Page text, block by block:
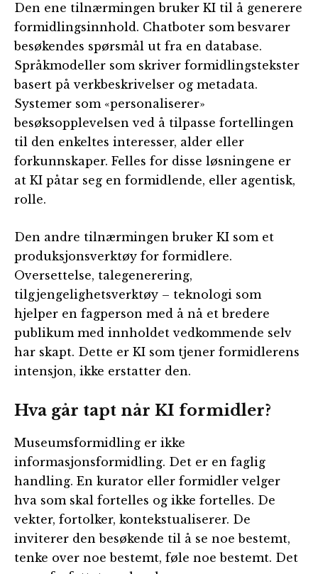
Den ene tilnærmingen bruker KI til å generere
formidlingsinnhold. Chatboter som besvarer
besøkendes spørsmål ut fra en database.
Språkmodeller som skriver formidlingstekster
basert på verkbeskrivelser og metadata.
Systemer som «personaliserer»
besøksopplevelsen ved å tilpasse fortellingen
til den enkeltes interesser, alder eller
forkunnskaper. Felles for disse løsningene er
at KI påtar seg en formidlende, eller agentisk,
rolle.
Den andre tilnærmingen bruker KI som et
produksjonsverktøy for formidlere.
Oversettelse, talegenerering,
tilgjengelighetsverktøy – teknologi som
hjelper en fagperson med å nå et bredere
publikum med innholdet vedkommende selv
har skapt. Dette er KI som tjener formidlerens
intensjon, ikke erstatter den.
Hva går tapt når KI formidler?
Museumsformidling er ikke
informasjonsformidling. Det er en faglig
handling. En kurator eller formidler velger
hva som skal fortelles og ikke fortelles. De
vekter, fortolker, kontekstualiserer. De
inviterer den besøkende til å se noe bestemt,
tenke over noe bestemt, føle noe bestemt. Det